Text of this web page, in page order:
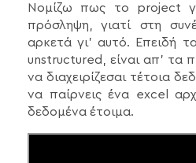
Νομίζω πως το project
πρόσληψη, γιατί στη
αρκετά γι’ αυτό. Επειδή
unstructured, είναι απ’ τα
να διαχειρίζεσαι τέτοια
να παίρνεις ένα excel
δεδομένα έτοιμα.